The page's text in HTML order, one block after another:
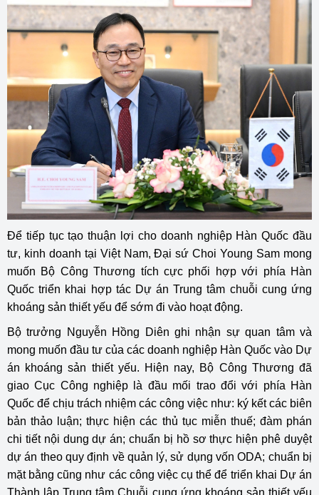
Để tiếp tục tạo thuận lợi cho doanh nghiệp Hàn Quốc đầu
tư, kinh doanh tại Việt Nam, Đại sứ Choi Young Sam mong
muốn Bộ Công Thương tích cực phối hợp với phía Hàn
Quốc triển khai hợp tác Dự án Trung tâm chuỗi cung ứng
khoáng sản thiết yếu để sớm đi vào hoạt động.
Bộ trưởng Nguyễn Hồng Diên ghi nhận sự quan tâm và
mong muốn đầu tư của các doanh nghiệp Hàn Quốc vào Dự
án khoáng sản thiết yếu. Hiện nay, Bộ Công Thương đã
giao Cục Công nghiệp là đầu mối trao đổi với phía Hàn
Quốc để chịu trách nhiệm các công việc như: ký kết các biên
bản thảo luận; thực hiện các thủ tục miễn thuế; đàm phán
chi tiết nội dung dự án; chuẩn bị hồ sơ thực hiện phê duyệt
dự án theo quy định về quản lý, sử dụng vốn ODA; chuẩn bị
mặt bằng cũng như các công việc cụ thể để triển khai Dự án
Thành lập Trung tâm Chuỗi cung ứng khoáng sản thiết yếu